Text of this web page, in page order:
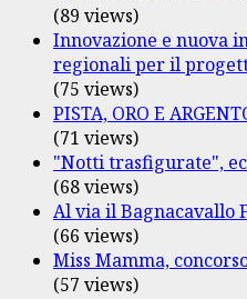
(89 views)
Innovazione e nuova
regionali per il
(75 views)
PISTA, ORO E
(71 views)
"Notti trasfigurate",
(68 views)
Al via il Bagnacavallo
(66 views)
Miss Mamma,
(57 views)